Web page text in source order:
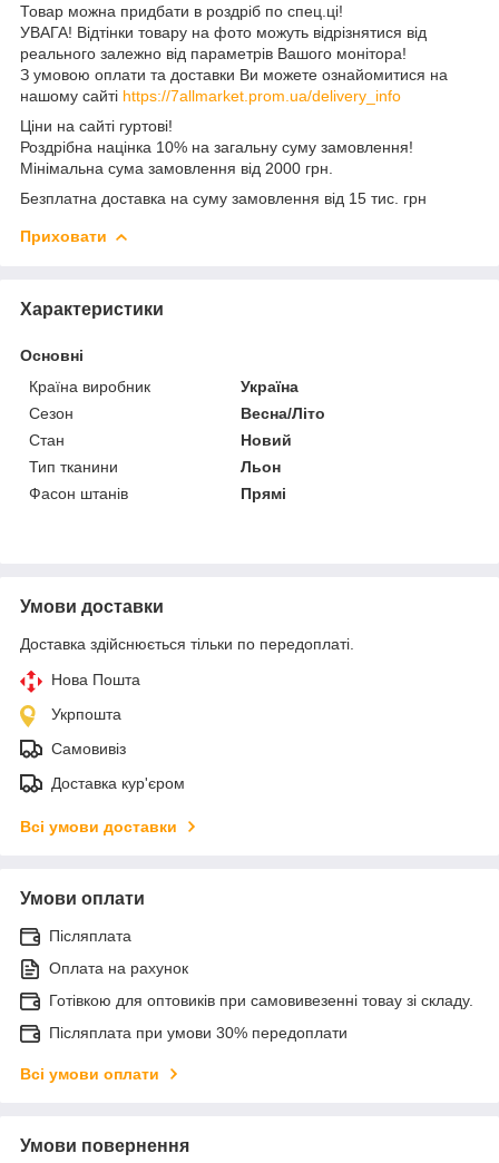
Товар можна придбати в роздріб по спец.ці!
УВАГА! Відтінки товару на фото можуть відрізнятися від
реального залежно від параметрів Вашого монітора!
З умовою оплати та доставки Ви можете ознайомитися на
нашому сайті https://7allmarket.prom.ua/delivery_info
Ціни на сайті гуртові!
Роздрібна націнка 10% на загальну суму замовлення!
Мінімальна сума замовлення від 2000 грн.
Безплатна доставка на суму замовлення від 15 тис. грн
Приховати
Характеристики
Основні
Країна виробник
Україна
Сезон
Весна/Літо
Стан
Новий
Тип тканини
Льон
Фасон штанів
Прямі
Умови доставки
Доставка здійснюється тільки по передоплаті.
Нова Пошта
Укрпошта
Самовивіз
Доставка кур'єром
Всі умови доставки
Умови оплати
Післяплата
Оплата на рахунок
Готівкою для оптовиків при самовивезенні товау зі складу.
Післяплата при умови 30% передоплати
Всі умови оплати
Умови повернення